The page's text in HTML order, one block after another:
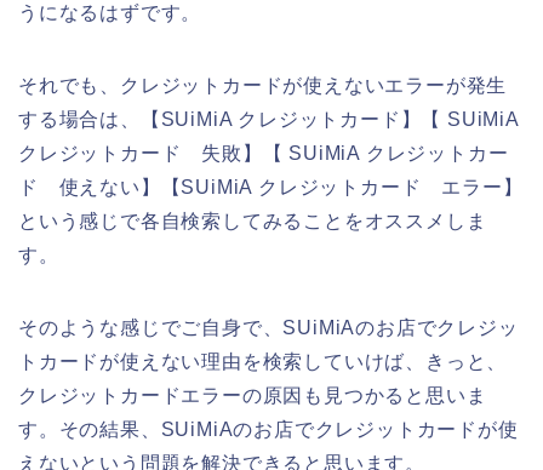
うになるはずです。
それでも、クレジットカードが使えないエラーが発生
する場合は、【SUiMiA クレジットカード】【 SUiMiA
クレジットカード 失敗】【 SUiMiA クレジットカー
ド 使えない】【SUiMiA クレジットカード エラー】
という感じで各自検索してみることをオススメしま
す。
そのような感じでご自身で、SUiMiAのお店でクレジッ
トカードが使えない理由を検索していけば、きっと、
クレジットカードエラーの原因も見つかると思いま
す。その結果、SUiMiAのお店でクレジットカードが使
えないという問題を解決できると思います。